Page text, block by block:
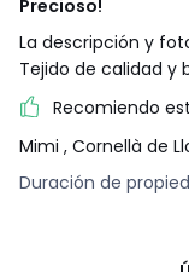
Precioso!
La descripción y
Tejido de calidad y
Recomiendo
Mimi , Cornellà de
Duración de